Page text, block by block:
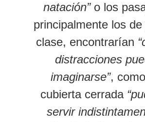
natación”o los
principalmente los
clase, encontrarían
distracciones
imaginarse”,
cubierta cerrada
servir